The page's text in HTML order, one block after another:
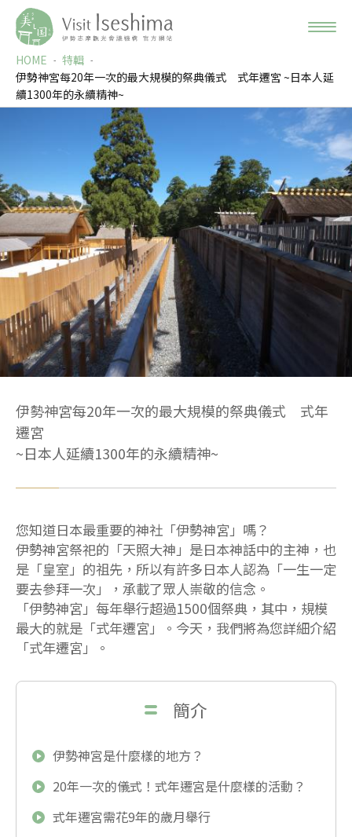
HOME
特輯
伊勢神宮每20年一次的最大規模的祭典儀式 式年遷宮 ~日本人延
續1300年的永續精神~
伊勢神宮每20年一次的最大規模的祭典儀式 式年
遷宮
~日本人延續1300年的永續精神~
您知道日本最重要的神社「伊勢神宮」嗎？
伊勢神宮祭祀的「天照大神」是日本神話中的主神，也
是「皇室」的祖先，所以有許多日本人認為「一生一定
要去參拜一次」，承載了眾人崇敬的信念。
「伊勢神宮」每年舉行超過1500個祭典，其中，規模
最大的就是「式年遷宮」。今天，我們將為您詳細介紹
「式年遷宮」。
簡介
伊勢神宮是什麼樣的地方？
20年一次的儀式！式年遷宮是什麼樣的活動？
式年遷宮需花9年的歲月舉行